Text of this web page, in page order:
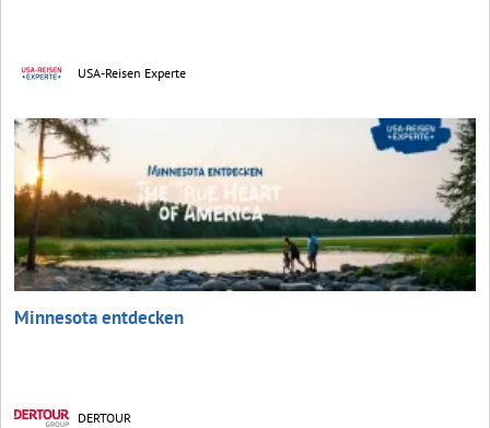
USA-Reisen Experte
Minnesota entdecken
DERTOUR